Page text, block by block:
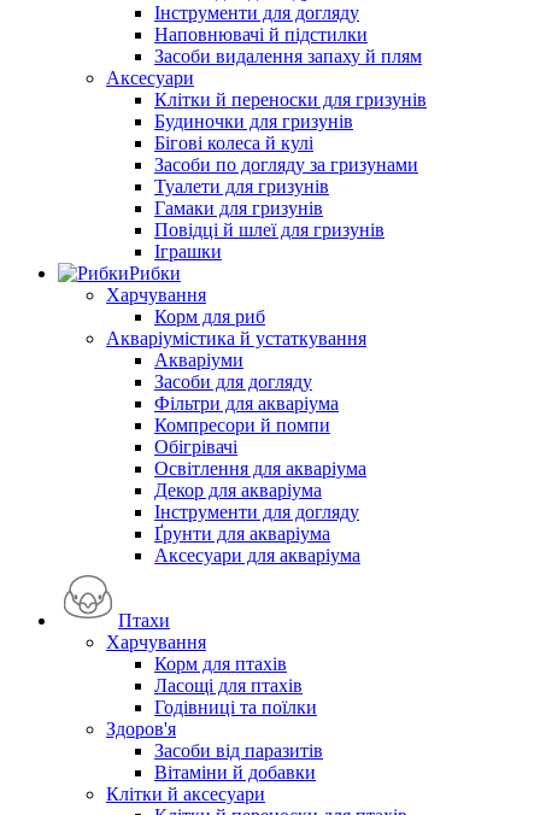
Інструменти для догляду
Наповнювачі й підстилки
Засоби видалення запаху й плям
Аксесуари
Клітки й переноски для гризунів
Будиночки для гризунів
Бігові колеса й кулі
Засоби по догляду за гризунами
Туалети для гризунів
Гамаки для гризунів
Повідці й шлеї для гризунів
Іграшки
Рибки
Харчування
Корм для риб
Акваріумістика й устаткування
Акваріуми
Засоби для догляду
Фільтри для акваріума
Компресори й помпи
Обігрівачі
Освітлення для акваріума
Декор для акваріума
Інструменти для догляду
Ґрунти для акваріума
Аксесуари для акваріума
Птахи
Харчування
Корм для птахів
Ласощі для птахів
Годівниці та поїлки
Здоров'я
Засоби від паразитів
Вітаміни й добавки
Клітки й аксесуари